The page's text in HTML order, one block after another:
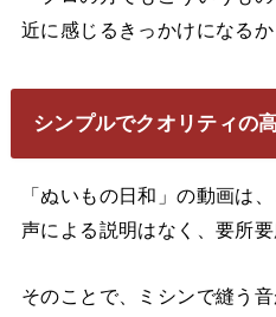
近に感じるきっかけになるか
シンプルでクオリティの
「ぬいもの日和」の動画は
声による説明はなく、要所要
そのことで、ミシンで縫う